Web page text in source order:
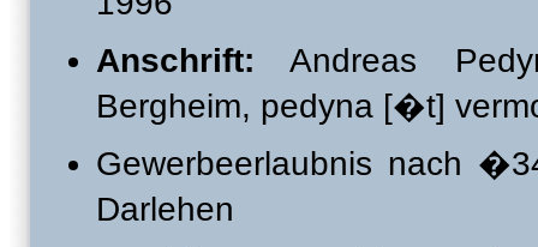
Anschrift: Andreas
Bergheim, pedyna [�t]
Gewerbeerlaubnis nach
Darlehen